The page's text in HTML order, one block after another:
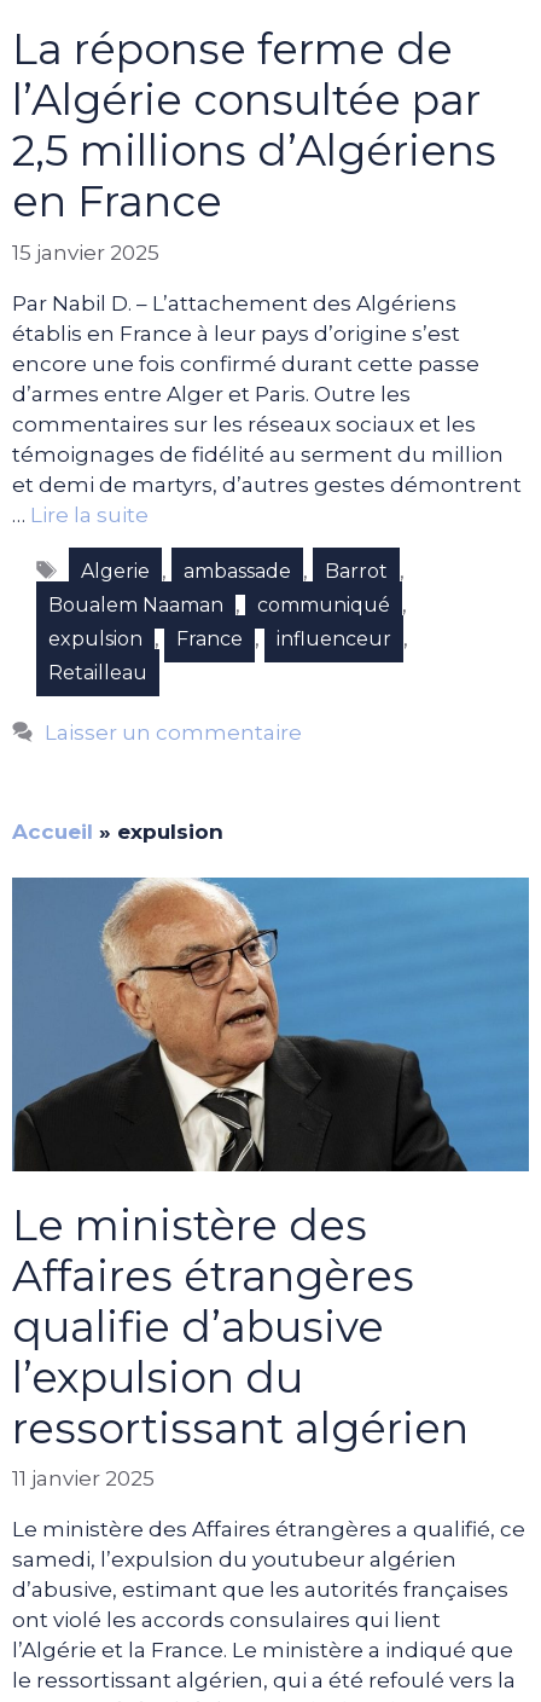
La réponse ferme de
l’Algérie consultée par
2,5 millions d’Algériens
en France
15 janvier 2025
Par Nabil D. – L’attachement des Algériens
établis en France à leur pays d’origine s’est
encore une fois confirmé durant cette passe
d’armes entre Alger et Paris. Outre les
commentaires sur les réseaux sociaux et les
témoignages de fidélité au serment du million
et demi de martyrs, d’autres gestes démontrent
… Lire la suite
Étiquettes
Algerie , ambassade , Barrot ,
Boualem Naaman , communiqué ,
expulsion , France , influenceur ,
Retailleau
Laisser un commentaire
Accueil » expulsion
Le ministère des
Affaires étrangères
qualifie d’abusive
l’expulsion du
ressortissant algérien
11 janvier 2025
Le ministère des Affaires étrangères a qualifié, ce
samedi, l’expulsion du youtubeur algérien
d’abusive, estimant que les autorités françaises
ont violé les accords consulaires qui lient
l’Algérie et la France. Le ministère a indiqué que
le ressortissant algérien, qui a été refoulé vers la